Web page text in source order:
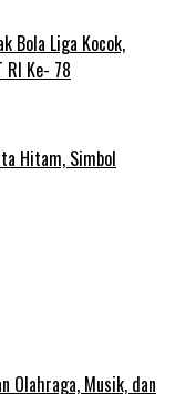
Bola Liga Kocok,
RI Ke- 78
Hitam, Simbol
Olahraga, Musik, dan